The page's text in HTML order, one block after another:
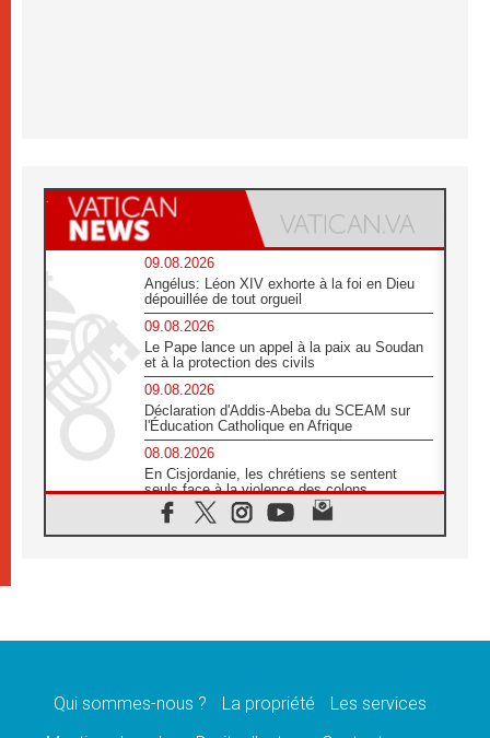
09.08.2026
Angélus: Léon XIV exhorte à la foi en Dieu
dépouillée de tout orgueil
09.08.2026
Le Pape lance un appel à la paix au Soudan
et à la protection des civils
09.08.2026
Déclaration d'Addis-Abeba du SCEAM sur
l'Éducation Catholique en Afrique
08.08.2026
En Cisjordanie, les chrétiens se sentent
seuls face à la violence des colons
08.08.2026
Léon XIV au sanctuaire de Notre Dame du
08.08.2026
08.08.2026
Qui sommes-nous ? La propriété
Les services